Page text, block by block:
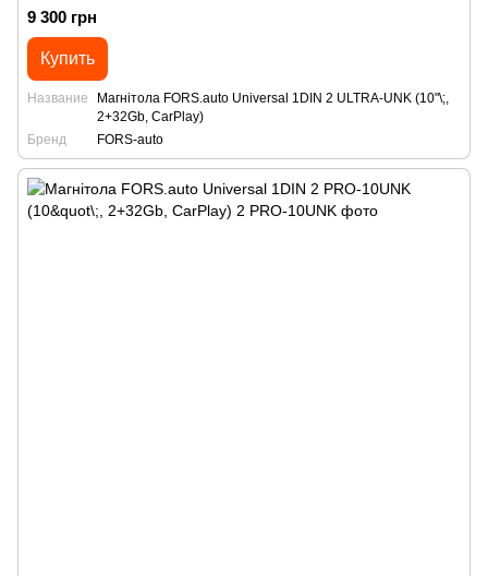
9 300 грн
Купить
Название
Магнітола FORS.auto Universal 1DIN 2 ULTRA-UNK (10"\;,
2+32Gb, CarPlay)
Бренд
FORS-auto